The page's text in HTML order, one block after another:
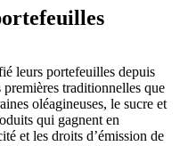
leurs portefeuilles depuis
premières traditionnelles que
oléagineuses, le sucre et
qui gagnent en
et les droits d’émission de